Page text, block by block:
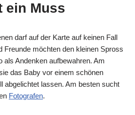
ein Muss
darf auf der Karte auf keinen Fall
Freunde möchten den kleinen Spross
als Andenken aufbewahren. Am
das Baby vor einem schönen
abgelichtet lassen. Am besten sucht
Fotografen.